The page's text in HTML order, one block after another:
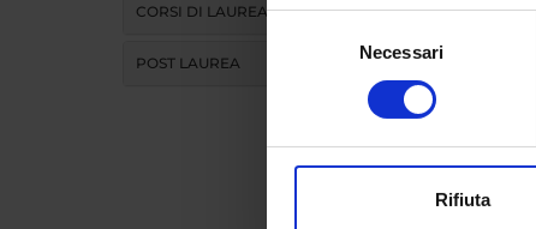
Con il tuo consenso,
raccogliere
digitali).
modificare o ritirare il tuo
Selezione
Necessari
Rifiuta
CORSI DI LAUREA MAGISTRALE
POST LAUREA